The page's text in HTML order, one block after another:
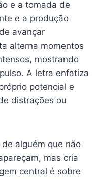
e a tomada de
e a produção
avançar
alterna momentos
mostrando
A letra enfatiza
potencial e
distrações ou
alguém que não
mas cria
central é sobre